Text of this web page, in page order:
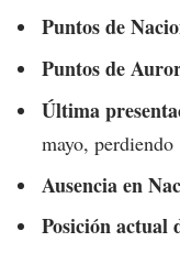
Puntos de
Puntos de
Última
mayo,
Ausencia en
Posición actual